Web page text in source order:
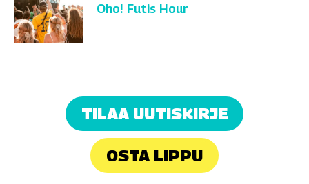
Oho! Futis Hour
TILAA UUTISKIRJE
OSTA LIPPU